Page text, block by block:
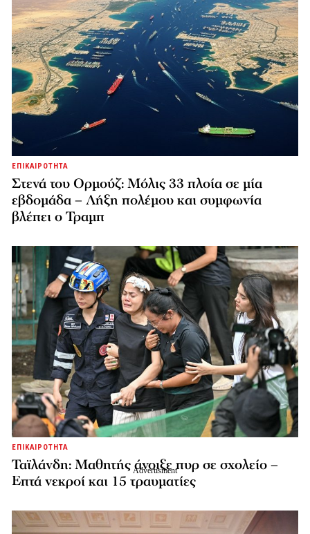
ΕΠΙΚΑΙΡΟΤΗΤΑ
Στενά του Ορμούζ: Μόλις 33 πλοία σε μία
εβδομάδα – Λήξη πολέμου και συμφωνία
βλέπει ο Τραμπ
ΕΠΙΚΑΙΡΟΤΗΤΑ
Ταϊλάνδη: Μαθητής άνοιξε πυρ σε σχολείο –
Επτά νεκροί και 15 τραυματίες